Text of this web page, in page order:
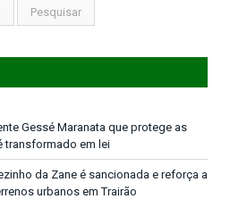
Gessé Maranata que protege as
transformado em lei
da Zane é sancionada e reforça a
urbanos em Trairão